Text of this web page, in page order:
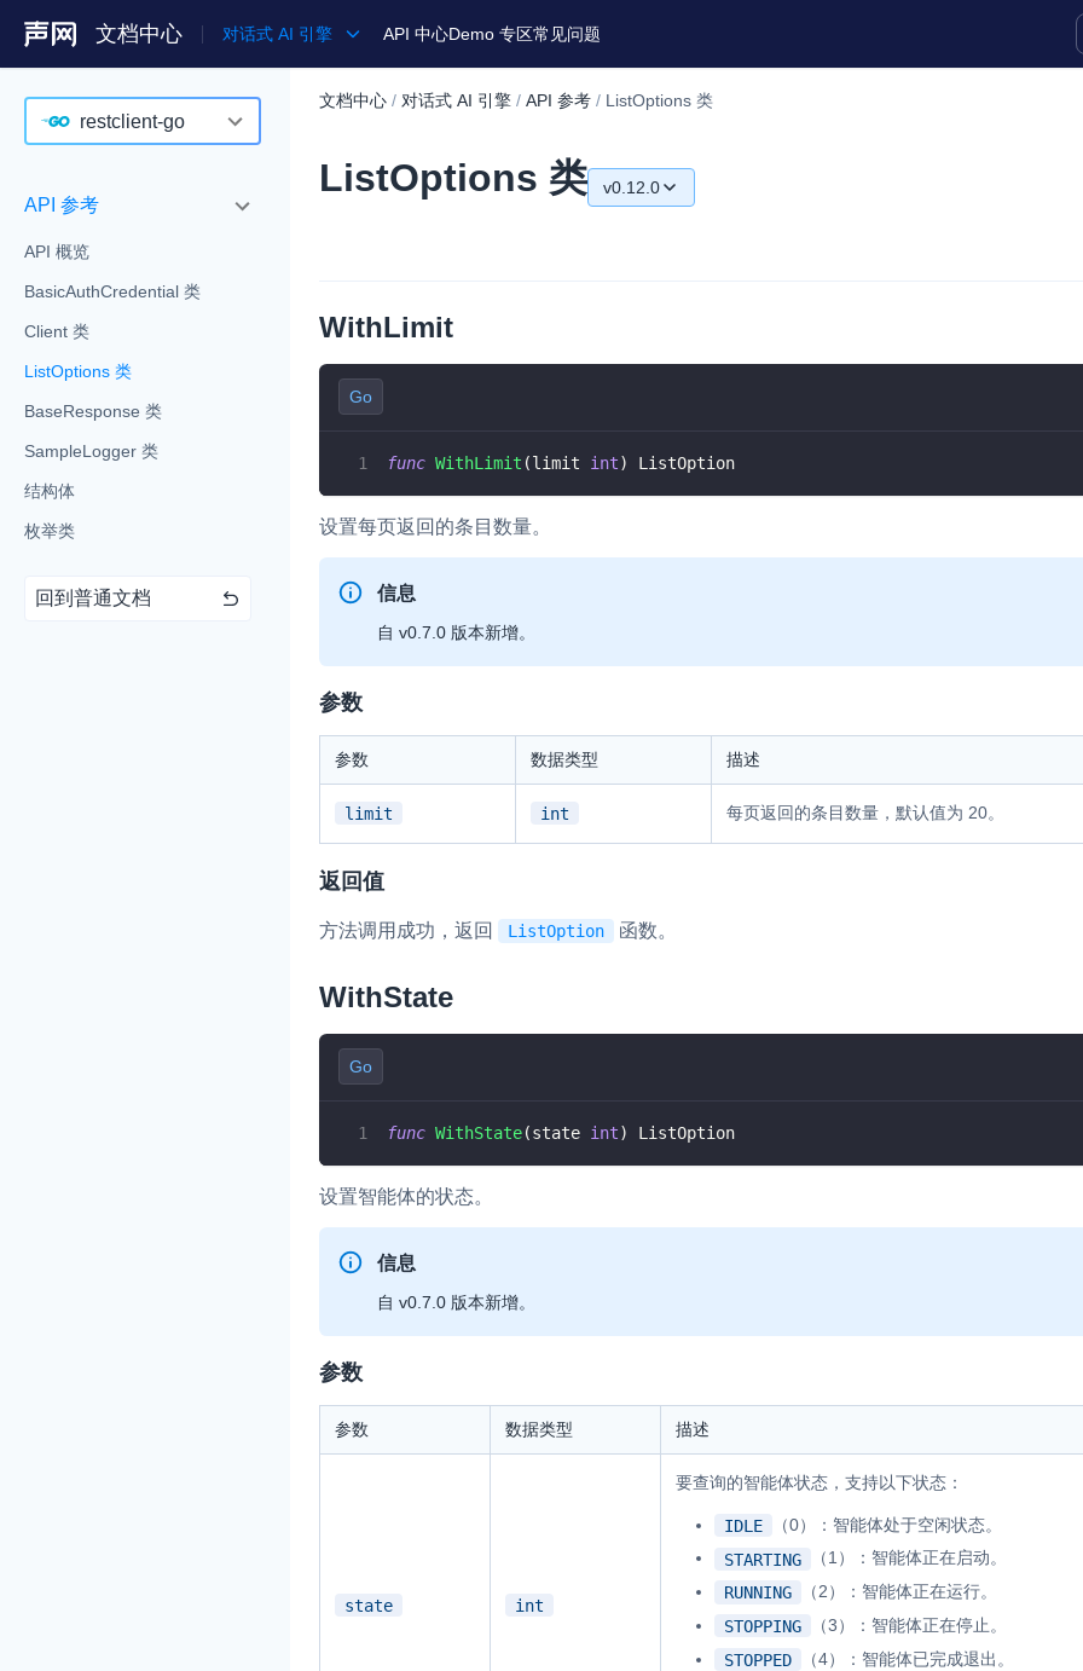
文档中心 对话式 AI 引擎
产品
通用文档
Legacy 文档
对话式 AI 引擎
突破传统文字交互模式，与 AI 进行高拟
集成实时通信技术，实现更强的实时音视
频互动功能、更大的可扩展性和更优秀的
即时通讯 IM NEW
一整套高可靠、低时延、高并发、安全、
全球化的即时聊天云服务。
对接国内外多家 CDN 供应商，提供一个整
体播放体验最佳的 CDN 直播方案
人与人、人与物、物与物的实时互动连接
集中展示声网主要产品及服务的综合
旁路推流
输入在线媒体流
开通和管理声网各项产品服务的统一
API 中心Demo 专区常见问题
restclient-go
agent-python
agent-typescript
iOS
Web
restclient-go
API 参考
API 概览
BasicAuthCredential 类
Client 类
ListOptions 类
BaseResponse 类
SampleLogger 类
结构体
枚举类
回到普通文档
文档中心 / 对话式 AI 引擎 / API 参考 / ListOptions 类
ListOptions 类 v0.12.0
WithLimit
Go
func WithLimit (limit int) ListOption
设置每页返回的条目数量。
信息
自 v0.7.0 版本新增。
参数
参数 数据类型 描述
limit int 每页返回的条目数量，默认值为 20。
返回值
方法调用成功，返回 ListOption 函数。
WithState
Go
func WithState(state int) ListOption
设置智能体的状态。
信息
自 v0.7.0 版本新增。
参数
参数 数据类型 描述
state int
要查询的智能体状态，支持以下状态：
IDLE
（0）：智能体处于空闲状态。
STARTING
（1）：智能体正在启动。
RUNNING
（2）：智能体正在运行。
STOPPING
（3）：智能体正在停止。
STOPPED
（4）：智能体已完成退出。